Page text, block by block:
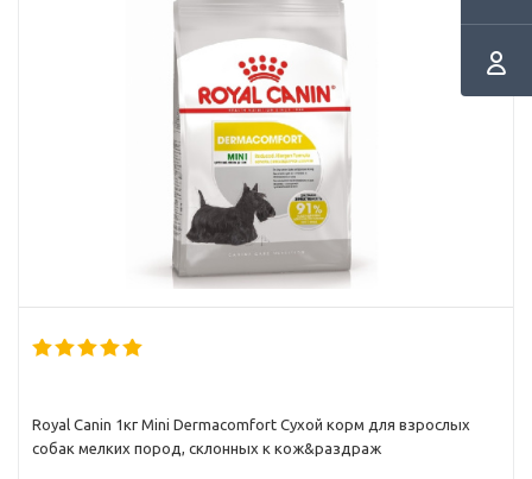
Royal Canin 1кг Mini Dermacomfort Сухой корм для взрослых
собак мелких пород, склонных к кож&раздраж